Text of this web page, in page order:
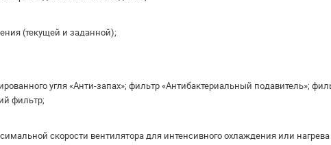
(текущей и заданной);
угля «Анти-запах»; фильтр «Антибактериальный подавитель»;
фильтр;
скорости вентилятора для интенсивного охлаждения или